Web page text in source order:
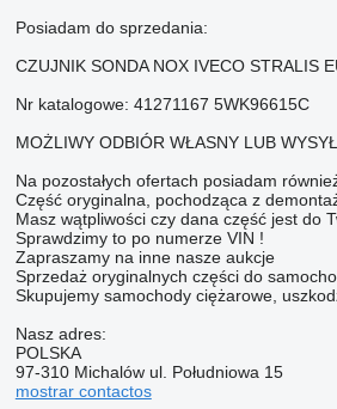
Posiadam do sprzedania:
CZUJNIK SONDA NOX IVECO STRALIS
Nr katalogowe: 41271167 5WK96615C
MOŻLIWY ODBIÓR WŁASNY LUB
Na pozostałych ofertach posiadam
Część oryginalna, pochodząca z
Masz wątpliwości czy dana część jest do
Sprawdzimy to po numerze VIN !
Zapraszamy na inne nasze aukcje
Sprzedaż oryginalnych części do
Skupujemy samochody ciężarowe,
Nasz adres:
POLSKA
97-310 Michalów ul. Południowa 15
mostrar contactos